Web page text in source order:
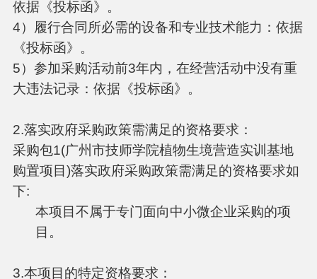
依据《投标函》。
4）履行合同所必需的设备和专业技术能力：依据
《投标函》。
5）参加采购活动前3年内，在经营活动中没有重
大违法记录：依据《投标函》。
2.落实政府采购政策需满足的资格要求：
采购包1(广州市技师学院植物生境营造实训基地
购置项目)落实政府采购政策需满足的资格要求如
下:
本项目不属于专门面向中小微企业采购的项
目。
3.本项目的特定资格要求：